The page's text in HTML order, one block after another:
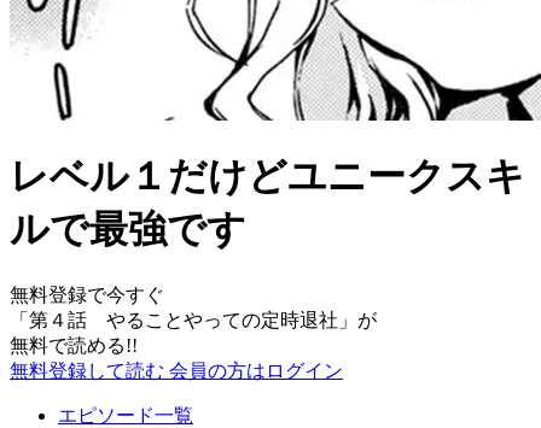
レベル１だけどユニークスキ
ルで最強です
無料登録で今すぐ
「 第４話 やることやっての定時退社 」が
無料で読める!!
無料登録して読む 会員の方はログイン
エピソード一覧